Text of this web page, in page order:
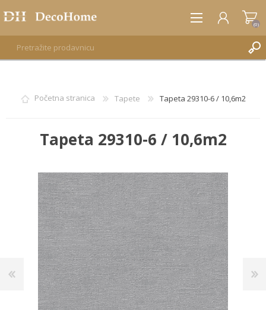
REGISTRUJTE SE
(0)
Početna stranica Tapete Tapeta 29310-6 / 10,6m2
Tapeta 29310-6 / 10,6m2